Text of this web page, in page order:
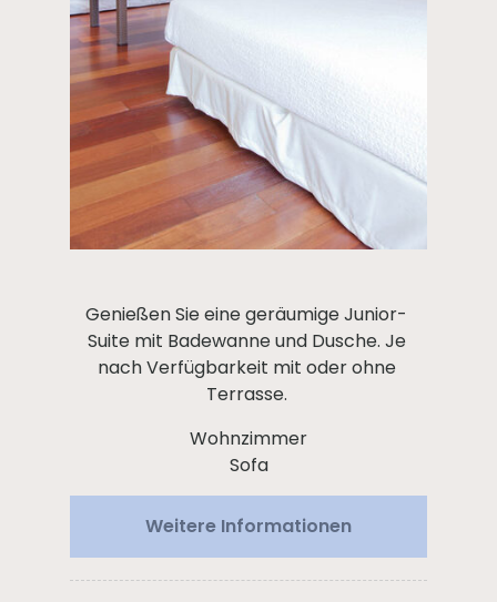
Genießen Sie eine geräumige Junior-
Suite mit Badewanne und Dusche. Je
nach Verfügbarkeit mit oder ohne
Terrasse.
Wohnzimmer
Sofa
Weitere Informationen